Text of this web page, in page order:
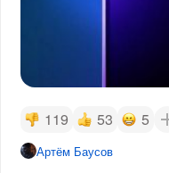
119 53 5
Артём Баусов